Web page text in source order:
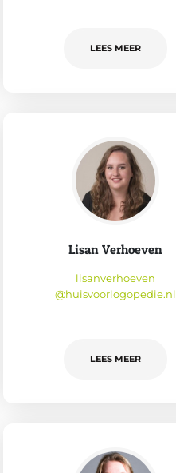
LEES MEER
Lisan Verhoeven
lisanverhoeven
@huisvoorlogopedie.nl
LEES MEER